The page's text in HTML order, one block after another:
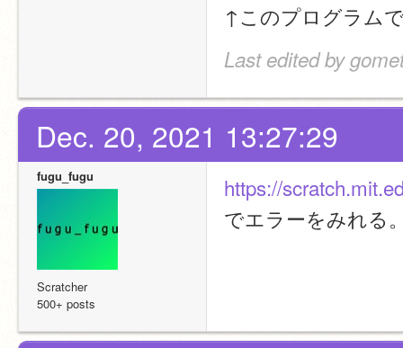
↑このプログラム
Last edited by
Dec. 20, 2021 13:27:29
fugu_fugu
Scratcher
500+ posts
https://
でエラーをみれる